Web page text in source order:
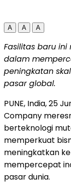
A A A
Fasilitas baru
dalam
peningkatan
pasar global.
PUNE, India,25
Company
berteknologi
memperkuat
meningkatkan
mempercepat
pasar dunia.